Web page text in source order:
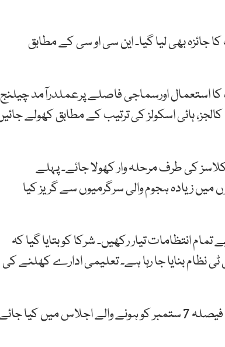
بھی لیا گیا۔ این سی او سی کے مطابق
استعمال اورسماجی فاصلے پرعملدرآمد چیلنج
ہائی اسکولز کی ترتیب کے مطابق کھولے
کی طرف مرحلہ وار کھولا جائے۔ پہلے
میں زیادہ ہجوم والی سرگرمیوں سے گریز کیا
انتظامات تیار رکھیں۔ شرکا کو بتایا گیا کہ
نظام بنایا جا رہا ہے۔ تعلیمی ادارے کھلنے کی
وفاقی وزیرتعلیم شفقت محمود نے اجلاس کے بعد بتایا کہ حتمی فیصلہ 7 ستمبر کو ہونے والے اجلاس میں کیا